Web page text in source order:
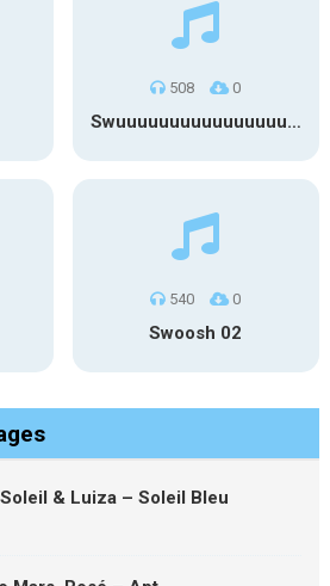
508 0
Swuuuuuuuuuuuuuuuuuuuuuu
540 0
Swoosh 02
& Luiza – Soleil Bleu